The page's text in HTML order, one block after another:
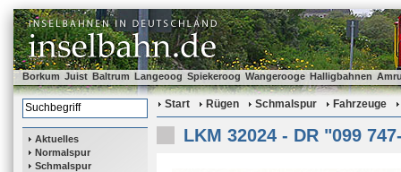
Borkum Juist Baltrum Langeoog Spiekeroog Wangerooge Halligbahnen
Aktuelles
Normalspur
Schmalspur
Start Rügen Schmalspur Fahrzeuge
LKM 32024 - DR "099